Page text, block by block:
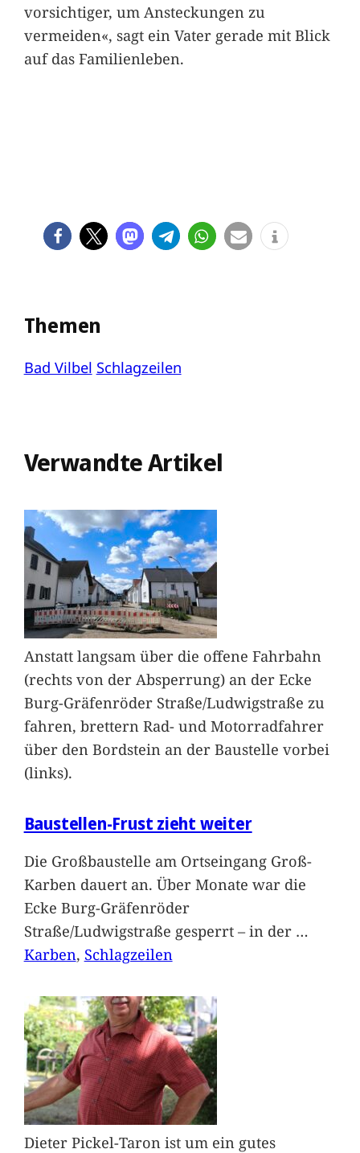
vorsichtiger, um Ansteckungen zu
vermeiden«, sagt ein Vater gerade mit Blick
auf das Familienleben.
Themen
Bad Vilbel Schlagzeilen
Verwandte Artikel
Anstatt langsam über die offene Fahrbahn
(rechts von der Absperrung) an der Ecke
Burg-Gräfenröder Straße/Ludwigstraße zu
fahren, brettern Rad- und Motorradfahrer
über den Bordstein an der Baustelle vorbei
(links).
Baustellen-Frust zieht weiter
Die Großbaustelle am Ortseingang Groß-
Karben dauert an. Über Monate war die
Ecke Burg-Gräfenröder
Straße/Ludwigstraße gesperrt – in der …
Karben, Schlagzeilen
Dieter Pickel-Taron ist um ein gutes